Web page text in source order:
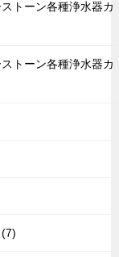
トーン各種浄水器カ
トーン各種浄水器カ